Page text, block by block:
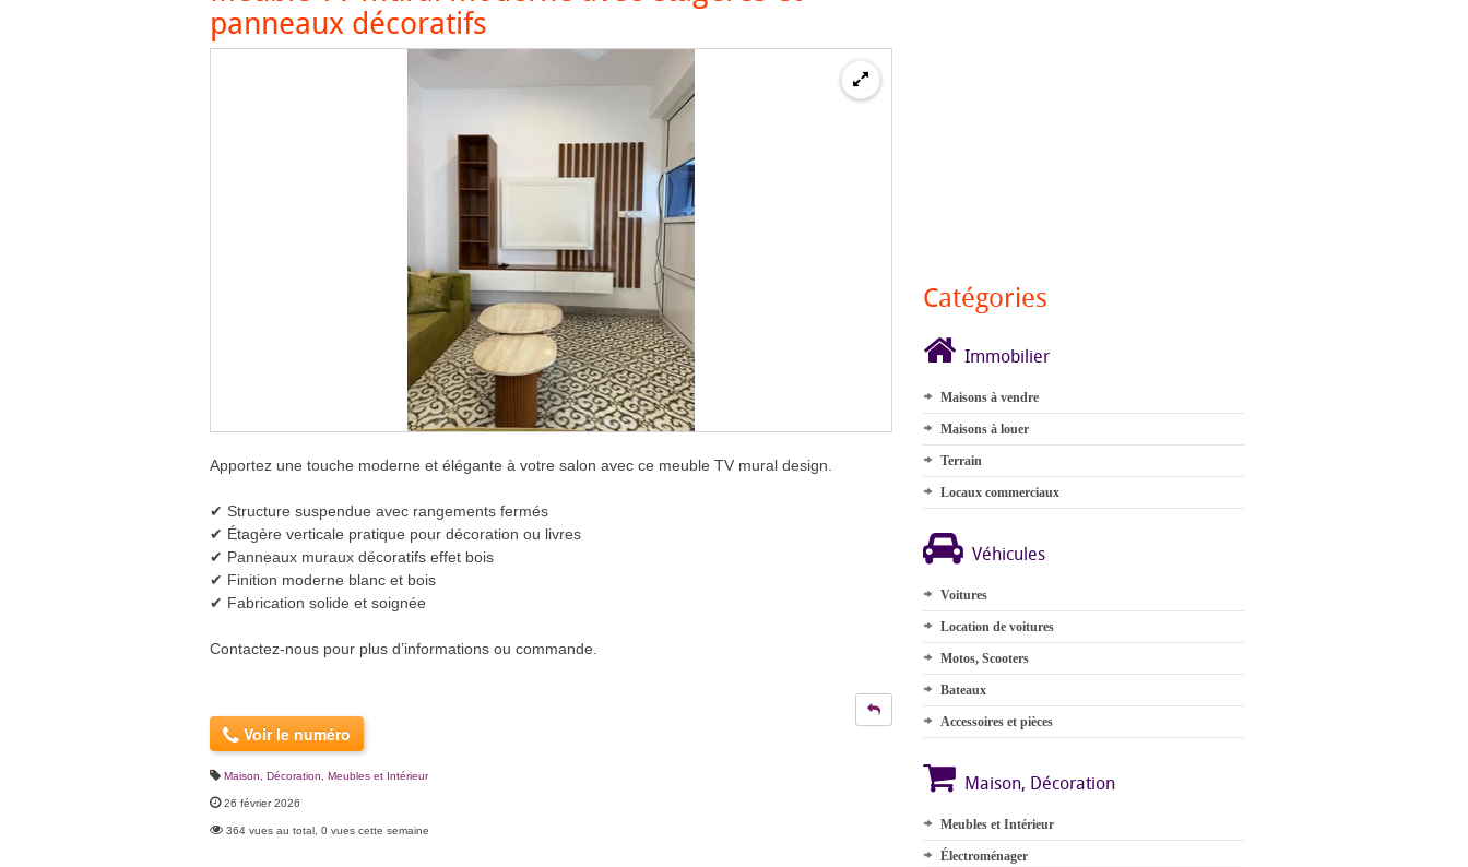
panneaux décoratifs
Apportez une touche moderne et élégante à votre salon avec ce meuble TV mural design.
✔ Structure suspendue avec rangements fermés
✔ Étagère verticale pratique pour décoration ou livres
✔ Panneaux muraux décoratifs effet bois
✔ Finition moderne blanc et bois
✔ Fabrication solide et soignée
Contactez-nous pour plus d’informations ou commande.
Voir le numéro
Maison, Décoration Meubles et Intérieur
26 février 2026
364 vues au total, 0 vues cette semaine
Catégories
Immobilier
Maisons à vendre
Maisons à louer
Terrain
Locaux commerciaux
Véhicules
Voitures
Location de voitures
Motos, Scooters
Bateaux
Accessoires et pièces
Maison, Décoration
Meubles et Intérieur
Électroménager